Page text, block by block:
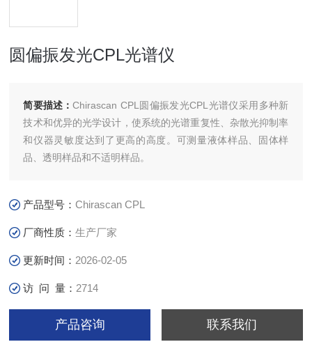
圆偏振发光CPL光谱仪
简要描述：Chirascan CPL圆偏振发光CPL光谱仪采用多种新
技术和优异的光学设计，使系统的光谱重复性、杂散光抑制率
和仪器灵敏度达到了更高的高度。可测量液体样品、固体样
品、透明样品和不适明样品。
产品型号：Chirascan CPL
厂商性质：生产厂家
更新时间： 2026-02-05
访 问 量： 2714
产品咨询 联系我们